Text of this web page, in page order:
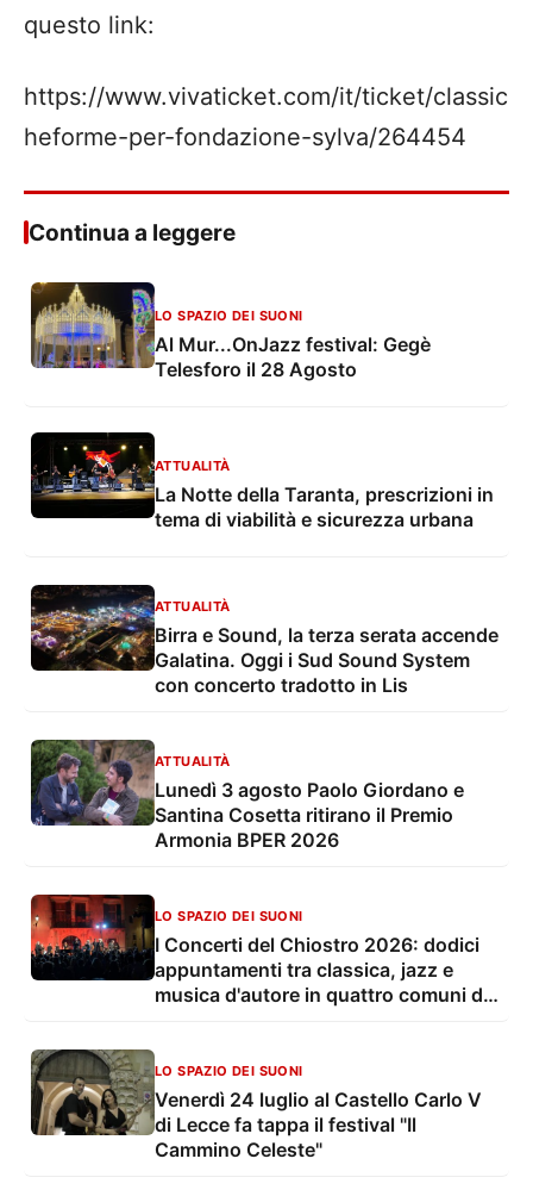
questo link:
https://www.vivaticket.com/it/ticket/classic
heforme-per-fondazione-sylva/264454
Continua a leggere
LO SPAZIO DEI SUONI
Al Mur...OnJazz festival: Gegè
Telesforo il 28 Agosto
ATTUALITÀ
La Notte della Taranta, prescrizioni in
tema di viabilità e sicurezza urbana
ATTUALITÀ
Birra e Sound, la terza serata accende
Galatina. Oggi i Sud Sound System
con concerto tradotto in Lis
ATTUALITÀ
Lunedì 3 agosto Paolo Giordano e
Santina Cosetta ritirano il Premio
Armonia BPER 2026
LO SPAZIO DEI SUONI
I Concerti del Chiostro 2026: dodici
appuntamenti tra classica, jazz e
musica d'autore in quattro comuni del
LO SPAZIO DEI SUONI
Venerdì 24 luglio al Castello Carlo V
di Lecce fa tappa il festival "Il
Cammino Celeste"